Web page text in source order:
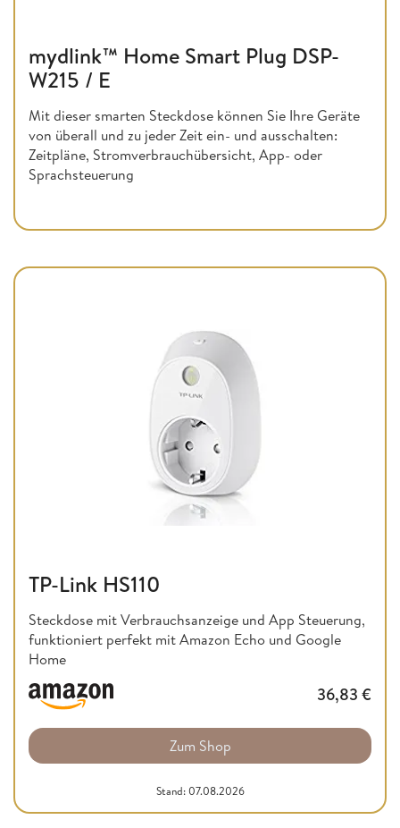
mydlink™ Home Smart Plug DSP-
W215 / E
Mit dieser smarten Steckdose können Sie Ihre Geräte
von überall und zu jeder Zeit ein- und ausschalten:
Zeitpläne, Stromverbrauchübersicht, App- oder
Sprachsteuerung
TP-Link HS110
Steckdose mit Verbrauchsanzeige und App Steuerung,
funktioniert perfekt mit Amazon Echo und Google
Home
36,83 €
Zum Shop
Stand: 07.08.2026